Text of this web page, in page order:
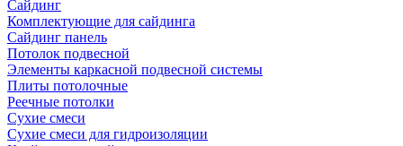
Сайдинг
Комплектующие для сайдинга
Сайдинг панель
Потолок подвесной
Элементы каркасной подвесной системы
Плиты потолочные
Реечные потолки
Сухие смеси
Сухие смеси для гидроизоляции